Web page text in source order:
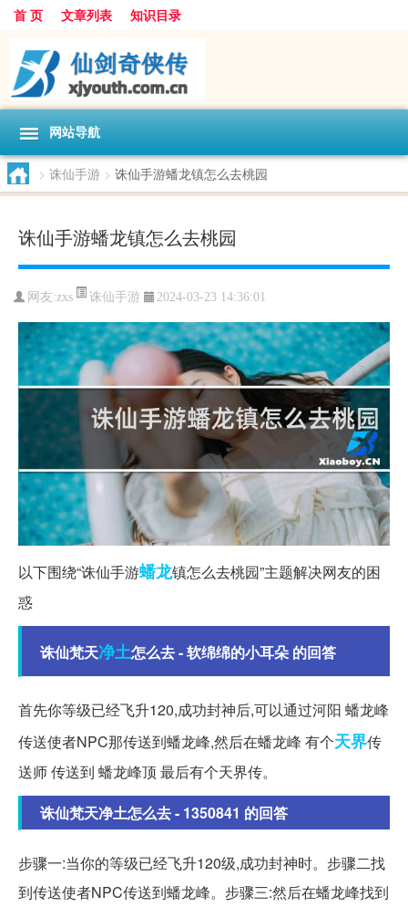
首 页 文章列表 知识目录
网站导航
> 诛仙手游 > 诛仙手游蟠龙镇怎么去桃园
诛仙手游蟠龙镇怎么去桃园
网友:zxs 诛仙手游 2024-03-23 14:36:01
以下围绕“诛仙手游蟠龙镇怎么去桃园”主题解决网友的困
惑
诛仙梵天净土怎么去 - 软绵绵的小耳朵 的回答
首先你等级已经飞升120,成功封神后,可以通过河阳 蟠龙峰
传送使者NPC那传送到蟠龙峰,然后在蟠龙峰 有个天界传
送师 传送到 蟠龙峰顶 最后有个天界传。
诛仙梵天净土怎么去 - 1350841 的回答
步骤一:当你的等级已经飞升120级,成功封神时。步骤二找
到传送使者NPC传送到蟠龙峰。步骤三:然后在蟠龙峰找到